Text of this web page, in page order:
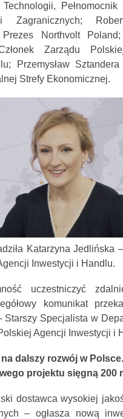
Zagranicznych;
Northvolt Poland;
Zarządu
Przemysław
Strefy Ekonomicznej.
Katarzyna Jedlińska
Inwestycji i Handlu.
uczestniczyć
komunikat
Starszy Specjalista w
Agencji Inwestycji i
dalszy rozwój w
projektu sięgną 200
dostawca wysokiej
– ogłasza nową